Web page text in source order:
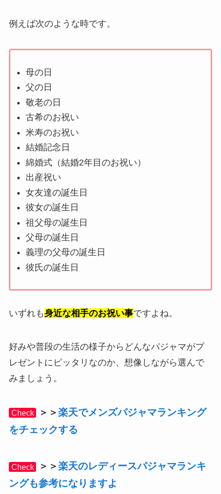
例えば次のような時です。
母の日
父の日
敬老の日
古希のお祝い
米寿のお祝い
結婚記念日
綿婚式（結婚2年目のお祝い）
出産祝い
女友達の誕生日
彼女の誕生日
祖父母の誕生日
父母の誕生日
義理の父母の誕生日
彼氏の誕生日
いずれも身近な相手のお祝い事ですよね。
好みや普段の生活の様子からどんなパジャマがプ
レゼントにピッタリなのか、想像しながら選んで
みましょう。
Check ＞＞楽天でメンズパジャマランキング
をチェックする
Check ＞＞楽天のレディースパジャマランキ
ングも参考になりますよ